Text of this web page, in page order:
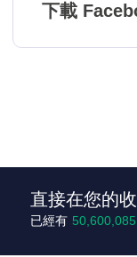
下載
直接在您的
已經有 50,600,088